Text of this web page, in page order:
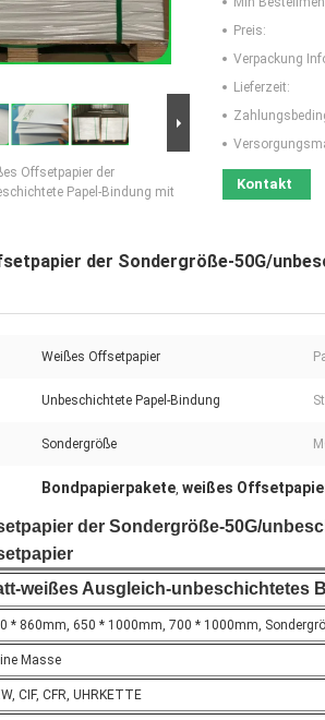
Offsetpapier der
Papel-Bindung mit
Preis:
Verpackung
Lieferzeit:
Kontakt
der Sondergröße-50G/
Weißes Offsetpapier
Unbeschichtete Papel-Bindung
Sondergröße
Bondpapierpakete, weißes
der Sondergröße-50G/
weißes Ausgleich-unbeschichtetes
* 860mm, 650 * 1000mm, 700 * 1000mm,
Masse
CIF, CFR, UHRKETTE